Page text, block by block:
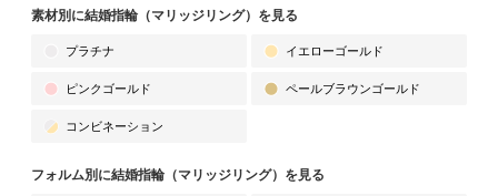
素材別に結婚指輪（マリッジリング）を見る
プラチナ イエローゴールド
ピンクゴールド ペールブラウンゴールド
コンビネーション
フォルム別に結婚指輪（マリッジリング）を見る